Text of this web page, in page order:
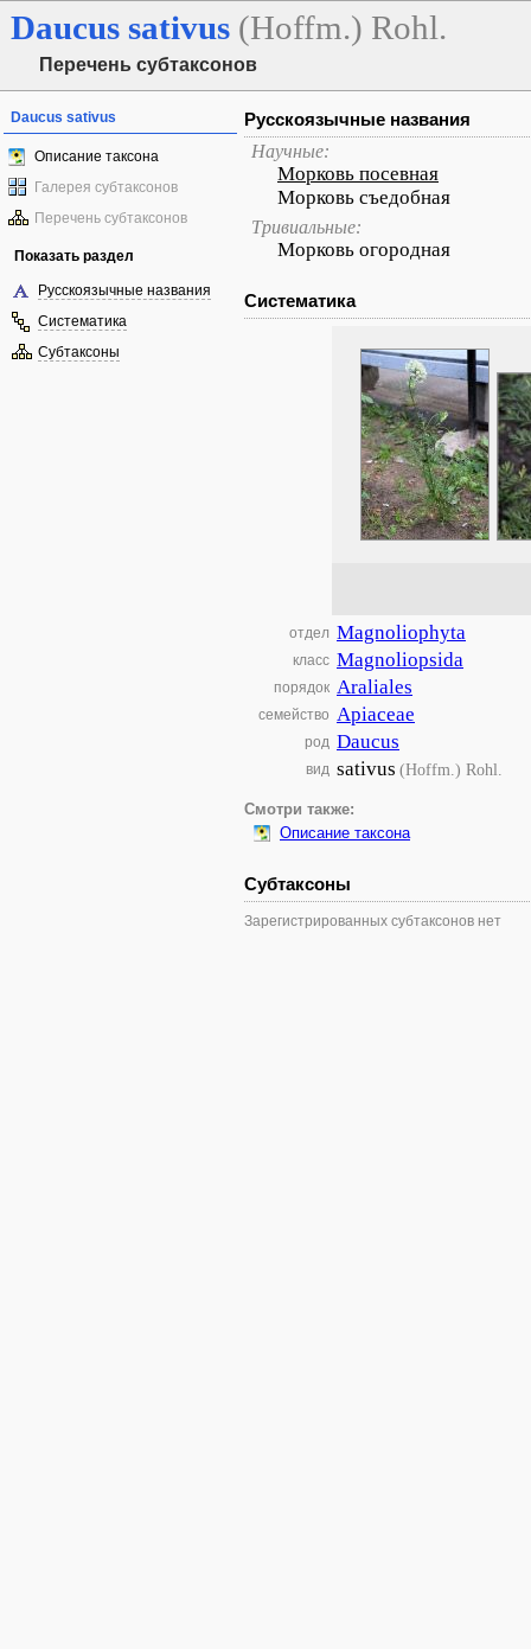
Daucus sativus (Hoffm.) Rohl.
Перечень субтаксонов
Daucus sativus
Описание таксона
Галерея субтаксонов
Перечень субтаксонов
Показать раздел
Русскоязычные названия
Систематика
Субтаксоны
Русскоязычные названия
Научные:
Морковь посевная
Морковь съедобная
Тривиальные:
Морковь огородная
Систематика
отдел Magnoliophyta
класс Magnoliopsida
порядок Araliales
семейство Apiaceae
род Daucus
вид sativus (Hoffm.) Rohl.
Смотри также:
Описание таксона
Субтаксоны
Зарегистрированных субтаксонов нет